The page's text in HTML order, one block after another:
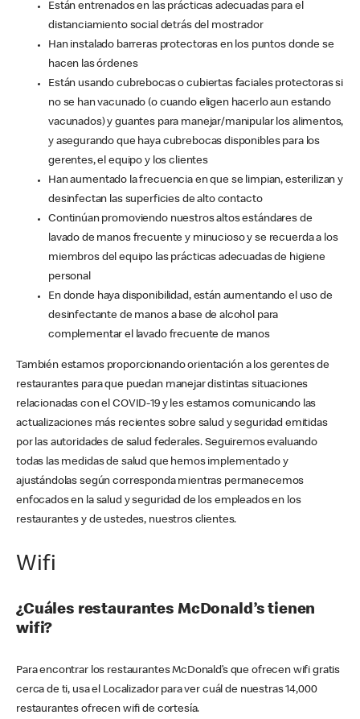
Están entrenados en las prácticas adecuadas para el
distanciamiento social detrás del mostrador
Han instalado barreras protectoras en los puntos donde se
hacen las órdenes
Están usando cubrebocas o cubiertas faciales protectoras si
no se han vacunado (o cuando eligen hacerlo aun estando
vacunados) y guantes para manejar/manipular los alimentos,
y asegurando que haya cubrebocas disponibles para los
gerentes, el equipo y los clientes
Han aumentado la frecuencia en que se limpian, esterilizan y
desinfectan las superficies de alto contacto
Continúan promoviendo nuestros altos estándares de
lavado de manos frecuente y minucioso y se recuerda a los
miembros del equipo las prácticas adecuadas de higiene
personal
En donde haya disponibilidad, están aumentando el uso de
desinfectante de manos a base de alcohol para
complementar el lavado frecuente de manos
También estamos proporcionando orientación a los gerentes de
restaurantes para que puedan manejar distintas situaciones
relacionadas con el COVID-19 y les estamos comunicando las
actualizaciones más recientes sobre salud y seguridad emitidas
por las autoridades de salud federales. Seguiremos evaluando
todas las medidas de salud que hemos implementado y
ajustándolas según corresponda mientras permanecemos
enfocados en la salud y seguridad de los empleados en los
restaurantes y de ustedes, nuestros clientes.
Wifi
¿Cuáles restaurantes McDonald’s tienen
wifi?
Para encontrar los restaurantes McDonald’s que ofrecen wifi gratis
cerca de ti, usa el Localizador para ver cuál de nuestras 14,000
restaurantes ofrecen wifi de cortesía.